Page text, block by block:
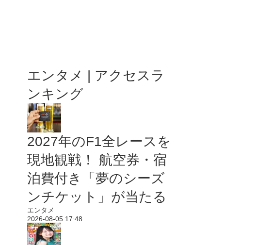
エンタメ | アクセスラ
ンキング
2027年のF1全レースを
現地観戦！ 航空券・宿
泊費付き「夢のシーズ
ンチケット」が当たる
エンタメ
2026-08-05 17:48